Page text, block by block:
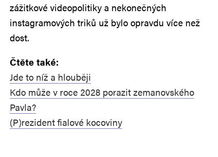
zážitkové videopolitiky a nekonečných
instagramových triků už bylo opravdu více než
dost.
Čtěte také:
Jde to níž a hlouběji
Kdo může v roce 2028 porazit zemanovského
Pavla?
(P)rezident fialové kocoviny